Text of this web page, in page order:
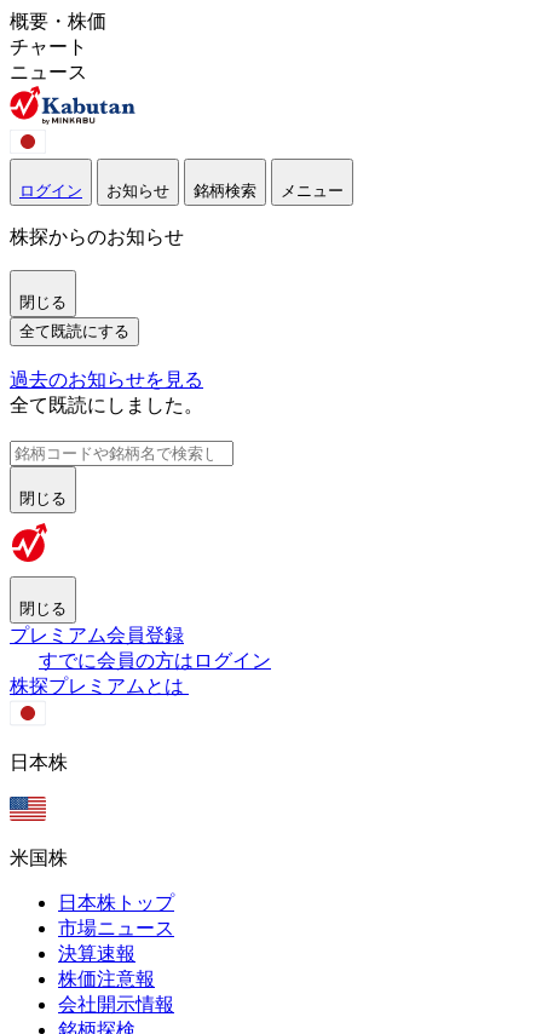
概要・株価
チャート
ニュース
ログイン お知らせ 銘柄検索 メニュー
株探からのお知らせ
閉じる
全て既読にする
過去のお知らせを見る
全て既読にしました。
閉じる
閉じる
プレミアム会員登録
すでに会員の方はログイン
株探プレミアムとは
日本株
米国株
日本株トップ
市場ニュース
決算速報
株価注意報
会社開示情報
銘柄探検